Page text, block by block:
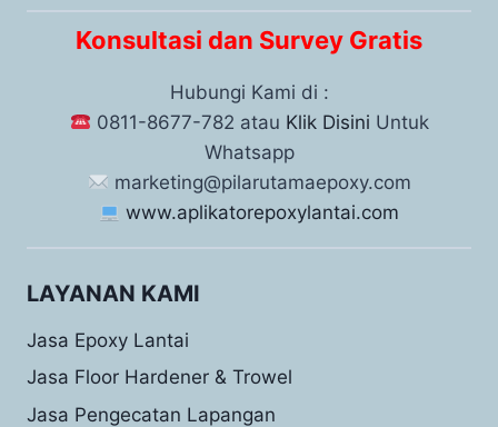
Konsultasi dan Survey Gratis
Hubungi Kami di :
0811-8677-782 atau Klik Disini Untuk
Whatsapp
marketing@pilarutamaepoxy.com
www.aplikatorepoxylantai.com
LAYANAN KAMI
Jasa Epoxy Lantai
Jasa Floor Hardener & Trowel
Jasa Pengecatan Lapangan